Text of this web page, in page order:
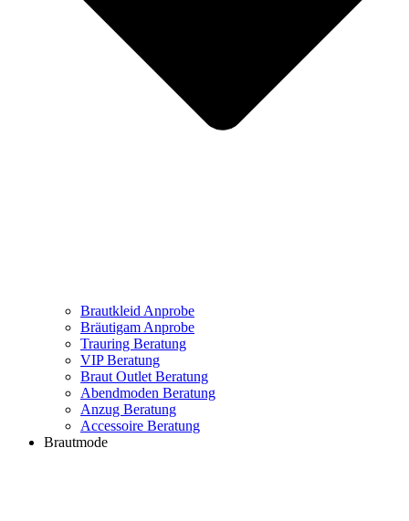
Brautkleid Anprobe
Bräutigam Anprobe
Trauring Beratung
VIP Beratung
Braut Outlet Beratung
Abendmoden Beratung
Anzug Beratung
Accessoire Beratung
Brautmode